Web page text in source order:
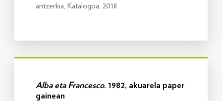
antzerkia, Katalogoa, 2018
Alba eta Francesco. 1982, akuarela paper
gainean